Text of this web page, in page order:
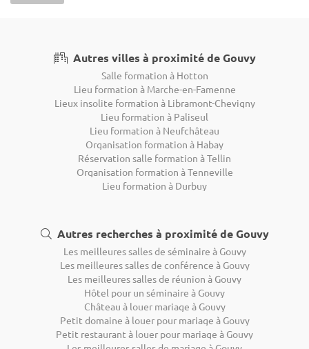
Autres villes à proximité de Gouvy
Salle formation à Hotton
Lieu formation à Marche-en-Famenne
Lieux insolite formation à Libramont-Chevigny
Lieu formation à Paliseul
Lieu formation à Neufchâteau
Organisation formation à Habay
Réservation salle formation à Tellin
Organisation formation à Tenneville
Lieu formation à Durbuy
Autres recherches à proximité de Gouvy
Les meilleures salles de séminaire à Gouvy
Les meilleures salles de conférence à Gouvy
Les meilleures salles de réunion à Gouvy
Hôtel pour un séminaire à Gouvy
Château à louer mariage à Gouvy
Petit domaine à louer pour mariage à Gouvy
Petit restaurant à louer pour mariage à Gouvy